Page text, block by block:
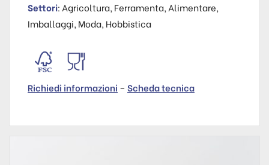
Settori: Agricoltura, Ferramenta, Alimentare,
Imballaggi, Moda, Hobbistica
Richiedi informazioni – Scheda tecnica